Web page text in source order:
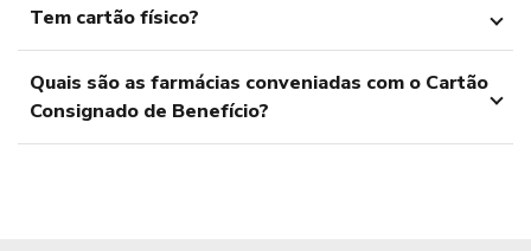
Tem cartão físico?
Quais são as farmácias conveniadas com o Cartão
Consignado de Benefício?